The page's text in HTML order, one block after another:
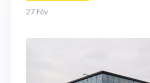
27 Fév